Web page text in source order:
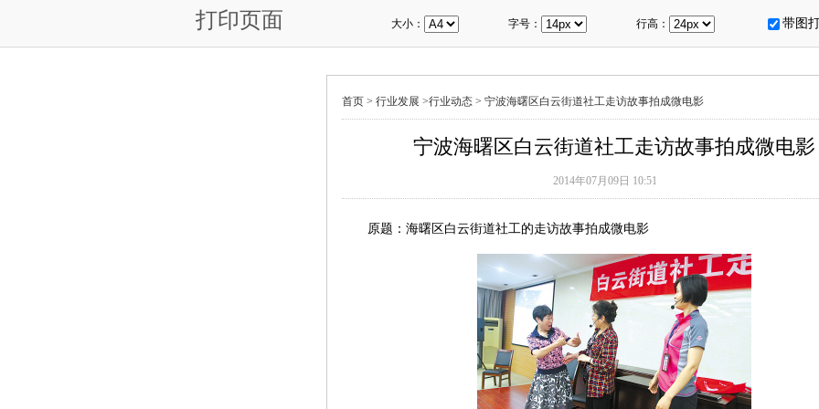
打印页面 大小： 字号： 行高： 带图
首页 > 行业发展 >行业动态 > 宁波海曙区白云街道社工走访故事拍成微电影
宁波海曙区白云街道社工走访故事拍成微电影
2014年07月09日 10:51
原题：海曙区白云街道社工的走访故事拍成微电影